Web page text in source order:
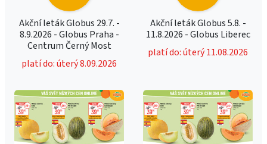
Akční leták Globus 29.7. -
8.9.2026 - Globus Praha -
Centrum Černý Most
platí do: úterý 8.09.2026
Akční leták Globus 5.8. -
11.8.2026 - Globus Liberec
platí do: úterý 11.08.2026